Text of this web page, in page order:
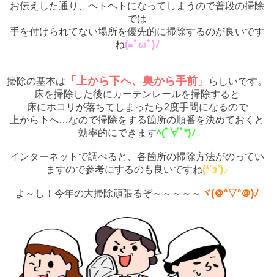
お伝えした通り、ヘトヘトになってしまうので普段の掃除
では
手を付けられてない場所を優先的に掃除するのが良いです
ね(=ﾟωﾟ)ﾉ
掃除の基本は 「上から下へ、奥から手前」
らしいです。
床を掃除した後にカーテンレールを掃除すると
床にホコリが落ちてしまったら2度手間になるので
上から下へ…なので掃除をする箇所の順番を決めておくと
効率的にできますﾍ(ﾟ∀ﾟ*)ﾉ
インターネットで調べると、各箇所の掃除方法がのってい
ますので参考にするのも良いですね(*´з`)♪
よ～し！今年の大掃除頑張るぞ～～～～～ ヾ(＠°▽°＠)ﾉ